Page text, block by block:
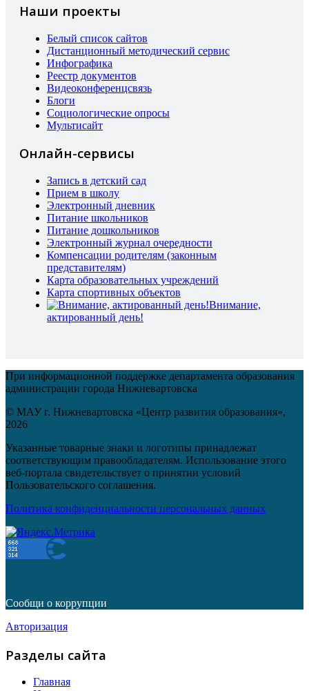
Наши проекты
Белый список сайтов
Дистанционный методический сервис
Инфографика
Реестр документов
Видеоконференцсвязь
Блоги
Социологические опросы
Мультисайт
Онлайн-сервисы
Запись в детский сад
Прием в школу
Электронный дневник
Питание школьников
Питание дошкольников
Электронный журнал очередности
Компенсации родителям (законным
представителям)
Карта образовательных учреждений
Карта спортивных объектов
Внимание,
актированный день!
При информационной поддержке департамента образования
администрации города Нижневартовска
© МАУ г. Нижневартовска «Центр развития образования»,
2026
Указанные товарные знаки и логотипы принадлежат
соответствующим правообладателям. Использование этого
веб-портала свидетельствует о принятии условий
Пользовательского соглашения.
Политика конфиденциальности персональных данных
Сообщи о коррупции
Авторизация
Разделы сайта
Главная